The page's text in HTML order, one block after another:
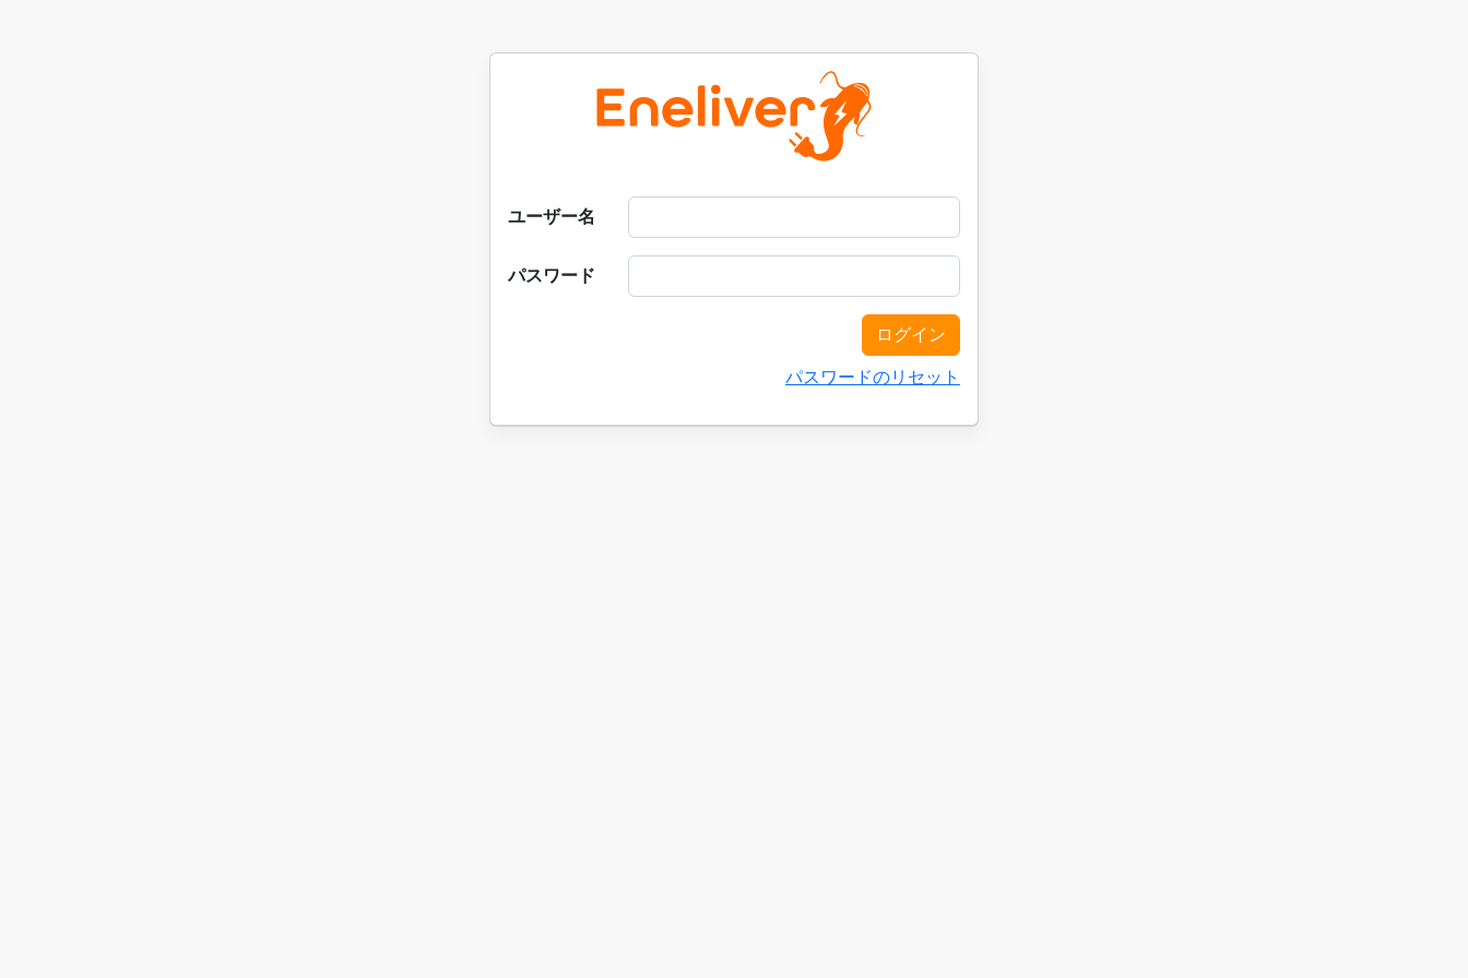
ユーザー名
パスワード
ログイン
パスワードのリセット